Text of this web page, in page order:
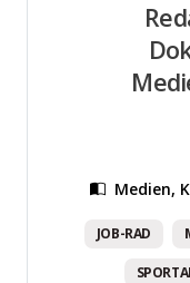
Medien,
JOB-RAD